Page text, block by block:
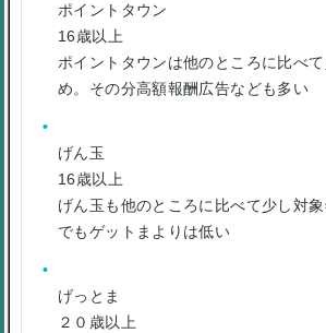
ポイントタウン
16歳以上
ポイントタウンは他のところに比べ
め。その分高額報酬広告なども多い
げん玉
16歳以上
げん玉も他のところに比べて少し対象
でもゲットまよりは低い
げっとま
２０歳以上